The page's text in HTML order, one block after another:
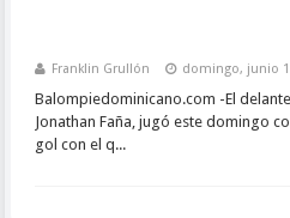
Franklin Grullón domingo, junio
Balompiedominicano.com -El
Jonathan Faña, jugó este domingo
gol con el q...